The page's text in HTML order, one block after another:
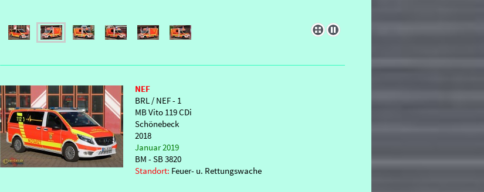
NEF
BRL / NEF - 1
MB Vito 119 CDi
Schönebeck
2018
Januar 2019
BM - SB 3820
Standort: Feuer- u. Rettungswache